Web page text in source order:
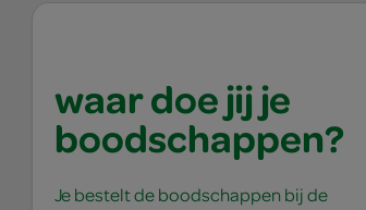
waar doe jij je
boodschappen?
Je bestelt de boodschappen bij de